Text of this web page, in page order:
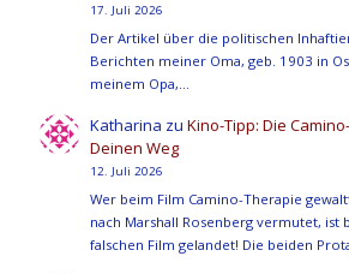
17. Juli 2026
Der Artikel über die politischen
Berichten meiner Oma, geb. 1903 in
meinem Opa,…
Katharina zuKino-Tipp: Die
Deinen Weg
12. Juli 2026
Wer beim Film Camino-Therapie
nach Marshall Rosenberg vermutet, ist
falschen Film gelandet! Die beiden